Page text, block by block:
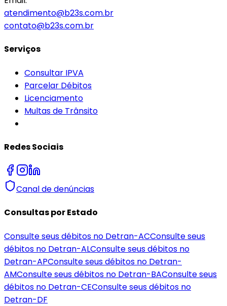
atendimento@b23s.com.br
contato@b23s.com.br
Serviços
Consultar IPVA
Parcelar Débitos
Licenciamento
Multas de Trânsito
Redes Sociais
Canal de denúncias
Consultas por Estado
Consulte seus débitos no Detran-ACConsulte seus
débitos no Detran-ALConsulte seus débitos no
Detran-APConsulte seus débitos no Detran-
AMConsulte seus débitos no Detran-BAConsulte seus
débitos no Detran-CEConsulte seus débitos no
Detran-DF